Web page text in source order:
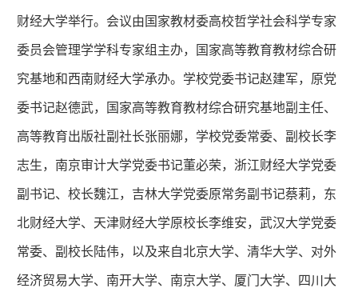
财经大学举行。会议由国家教材委高校哲学社会科学专家
委员会管理学学科专家组主办，国家高等教育教材综合研
究基地和西南财经大学承办。学校党委书记赵建军，原党
委书记赵德武，国家高等教育教材综合研究基地副主任、
高等教育出版社副社长张丽娜，学校党委常委、副校长李
志生，南京审计大学党委书记董必荣，浙江财经大学党委
副书记、校长魏江，吉林大学党委原常务副书记蔡莉，东
北财经大学、天津财经大学原校长李维安，武汉大学党委
常委、副校长陆伟，以及来自北京大学、清华大学、对外
经济贸易大学、南开大学、南京大学、厦门大学、四川大